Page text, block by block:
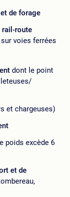
de forage
rail-route
voies ferrées
dont le point
et chargeuses)
poids excède 6
et de